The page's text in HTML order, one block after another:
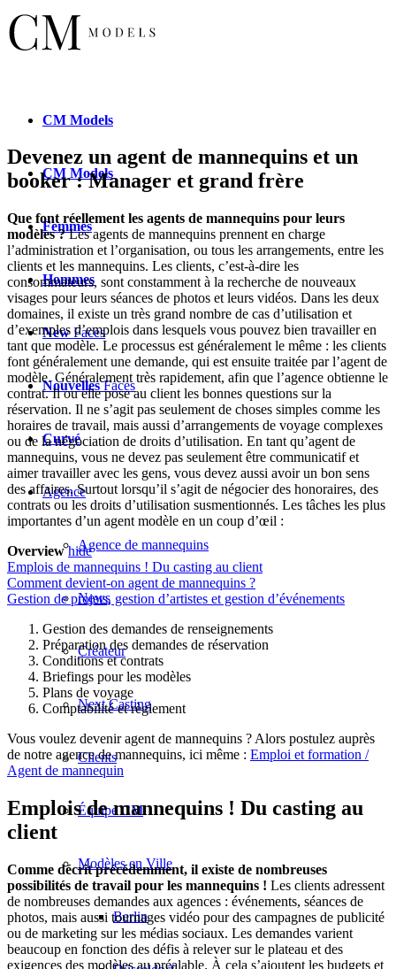
CM Models
CM Models
Femmes
Hommes
NewFaces
NouvellesFaces
Curvé
Agence
Agence de mannequins
News
Créateur
Next Casting
Clients
Équipe CM
Modèles en Ville
Berlin
Devenez un agent de mannequins et un
booker : Manager et grand frère
Que font réellement les agents de mannequins pour leurs
modèles ?Les agents de mannequins prennent en charge
l’administration et l’organisation, ou tous les arrangements, entre les
clients et les mannequins. Les clients, c’est-à-dire les
consommateurs, sont constamment à la recherche de nouveaux
visages pour leurs séances de photos et leurs vidéos. Dans les deux
domaines, il existe un très grand nombre de cas d’utilisation et
d’exemples d’emplois dans lesquels vous pouvez bien travailler en
tant que modèle. Le processus est généralement le même : les clients
font généralement une demande, qui est ensuite traitée par l’agent de
modèle. Généralement très rapidement, afin que l’agence obtienne le
contrat. Il ou elle pose au client les bonnes questions sur la
réservation. Il ne s’agit pas seulement de choses simples comme les
horaires de travail, mais aussi d’arrangements de voyage complexes
ou de la négociation de droits d’utilisation. En tant qu’agent de
mannequins, vous ne devez pas seulement être communicatif et
aimer travailler avec les gens, vous devez aussi avoir un bon sens
des affaires. Surtout lorsqu’il s’agit de négocier des honoraires, des
contrats ou les droits d’utilisation susmentionnés. Les tâches les plus
importantes d’un agent modèle en un coup d’œil :
Overview hide
Emplois de mannequins ! Du casting au client
Comment devient-on agent de mannequins ?
Gestion de projets, gestion d’artistes et gestion d’événements
Gestion des demandes de renseignements
Préparation des demandes de réservation
Conditions et contrats
Briefings pour les modèles
Plans de voyage
Comptabilité et règlement
Vous voulez devenir agent de mannequins ? Alors postulez auprès
de notre agence de mannequins, ici même : Emploi et formation /
Agent de mannequin
Emplois de mannequins ! Du casting au
client
Comme décrit précédemment, il existe de nombreuses
possibilités de travail pour les mannequins ! Les clients adressent
de nombreuses demandes aux agences : événements, séances de
photos, mais aussi tournages vidéo pour des campagnes de publicité
ou de marketing sur les médias sociaux. Les demandes varient
beaucoup en fonction des défis à relever sur le plateau et des
exigences des modèles au préalable. À cela s’ajoutent les budgets et